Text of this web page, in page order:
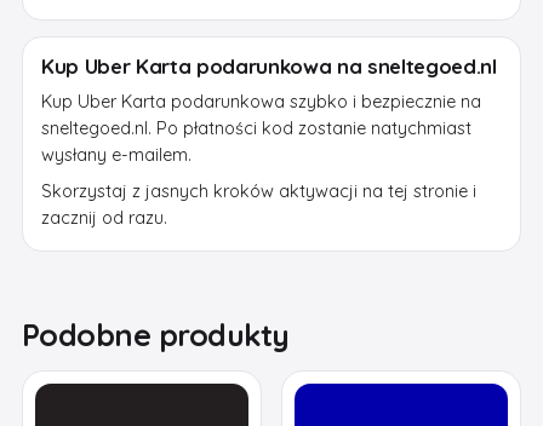
Kup Uber Karta podarunkowa na sneltegoed.nl
Kup Uber Karta podarunkowa szybko i bezpiecznie na
sneltegoed.nl. Po płatności kod zostanie natychmiast
wysłany e-mailem.
Skorzystaj z jasnych kroków aktywacji na tej stronie i
zacznij od razu.
Podobne produkty